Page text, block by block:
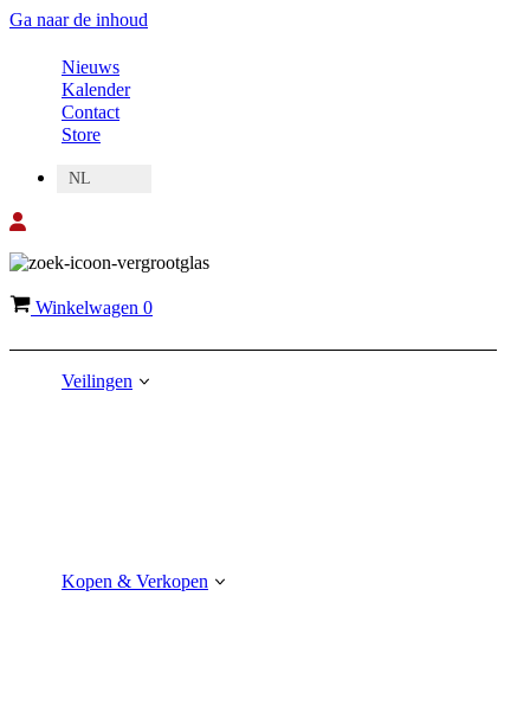
Ga naar de inhoud
Nieuws
Kalender
Contact
Store
NL
Winkelwagen 0
Veilingen
Kopen & Verkopen